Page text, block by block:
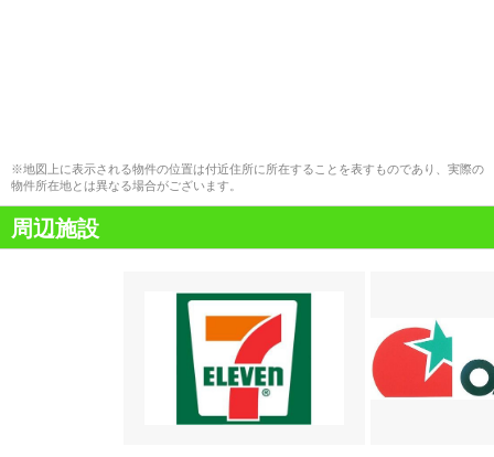
※地図上に表示される物件の位置は付近住所に所在することを表すものであり、実際の
物件所在地とは異なる場合がございます。
周辺施設